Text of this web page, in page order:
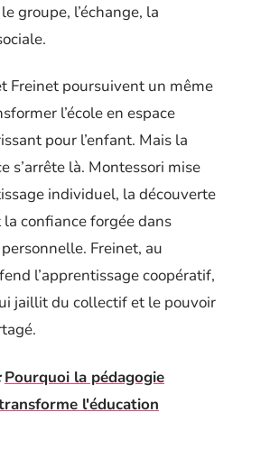
groupe, l’échange, la
Freinet poursuivent un même
l’école en espace
pour l’enfant. Mais la
s’arrête là. Montessori mise
individuel, la découverte
confiance forgée dans
Freinet, au
l’apprentissage coopératif,
jaillit du collectif et le pouvoir
Pourquoi la pédagogie
l'éducation